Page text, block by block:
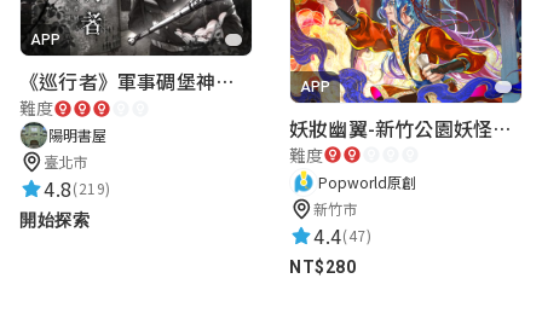
Anita Hou
2020-06-12 16:59:33 ★★★★★
2020-01-10 14:39:03 ★★★★★
APP
《巡行者》軍事碉堡神秘探索｜陽明書屋實境遊戲
難度
陽明書屋
臺北市
4.8(219)
開始探索
APP
妖妝幽翼-新竹公園妖怪懸疑事件
難度
Popworld原創
新竹市
4.4(47)
NT$280